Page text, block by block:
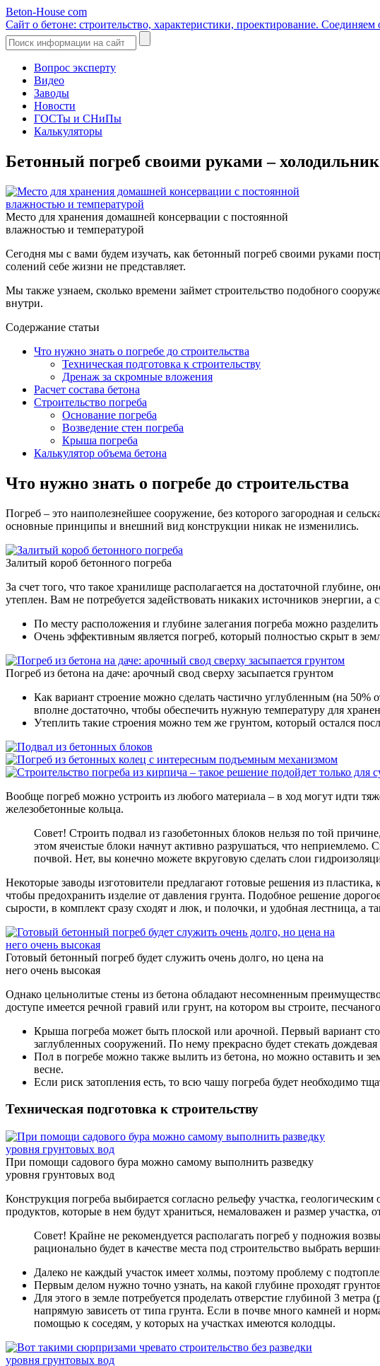
Beton-House com
Сайт о бетоне: строительство, характеристики, проектирование.
Вопрос эксперту
Видео
Заводы
Новости
ГОСТы и СНиПы
Калькуляторы
Бетонный погреб своими руками – холодильник
Место для хранения домашней консервации с постоянной
влажностью и температурой
Сегодня мы с вами будем изучать, как бетонный погреб своими руками
солений себе жизни не представляет.
Мы также узнаем, сколько времени займет строительство подобного
внутри.
Содержание статьи
Что нужно знать о погребе до строительства
Техническая подготовка к строительству
Дренаж за скромные вложения
Расчет состава бетона
Строительство погреба
Основание погреба
Возведение стен погреба
Крыша погреба
Калькулятор объема бетона
Что нужно знать о погребе до строительства
Погреб – это наиполезнейшее сооружение, без которого загородная и
основные принципы и внешний вид конструкции никак не изменились.
Залитый короб бетонного погреба
За счет того, что такое хранилище располагается на достаточной
утеплен. Вам не потребуется задействовать никаких источников энергии,
По месту расположения и глубине залегания погреба можно
Очень эффективным является погреб, который полностью скрыт в
Погреб из бетона на даче: арочный свод сверху засыпается грунтом
Как вариант строение можно сделать частично углубленным (на 50%
вполне достаточно, чтобы обеспечить нужную температуру для
Утеплить такие строения можно тем же грунтом, который остался
Вообще погреб можно устроить из любого материала – в ход могут идти
железобетонные кольца.
Совет! Строить подвал из газобетонных блоков нельзя по той
этом ячеистые блоки начнут активно разрушаться, что
почвой. Нет, вы конечно можете вкруговую сделать слои
Некоторые заводы изготовители предлагают готовые решения из
чтобы предохранить изделие от давления грунта. Подобное решение
сырости, в комплект сразу сходят и люк, и полочки, и удобная лестница, а
Готовый бетонный погреб будет служить очень долго, но цена на
него очень высокая
Однако цельнолитые стены из бетона обладают несомненным
доступе имеется речной гравий или грунт, на котором вы строите,
Крыша погреба может быть плоской или арочной. Первый вариант
заглубленных сооружений. По нему прекрасно будет стекать
Пол в погребе можно также вылить из бетона, но можно оставить и
весне.
Если риск затопления есть, то всю чашу погреба будет необходимо
Техническая подготовка к строительству
При помощи садового бура можно самому выполнить разведку
уровня грунтовых вод
Конструкция погреба выбирается согласно рельефу участка,
продуктов, которые в нем будут храниться, немаловажен и размер участка,
Совет! Крайне не рекомендуется располагать погреб у подножия
рационально будет в качестве места под строительство выбрать
Далеко не каждый участок имеет холмы, поэтому проблему с
Первым делом нужно точно узнать, на какой глубине проходят
Для этого в земле потребуется проделать отверстие глубиной 3
напрямую зависеть от типа грунта. Если в почве много камней и
помощью к соседям, у которых на участках имеются колодцы.